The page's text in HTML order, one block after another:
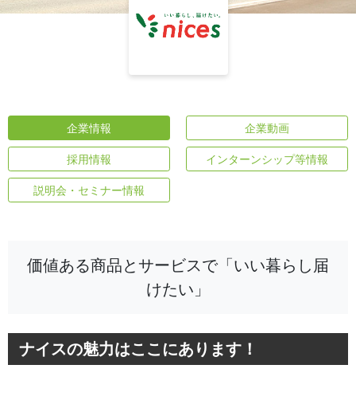
企業情報 企業動画
採用情報 インターンシップ等情報
説明会・セミナー情報
価値ある商品とサービスで「いい暮らし届
けたい」
ナイスの魅力はここにあります！